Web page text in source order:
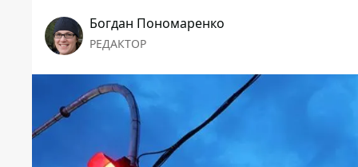
Богдан Пономаренко
РЕДАКТОР